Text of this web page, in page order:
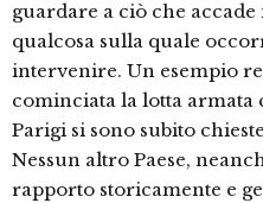
guardare a ciò che
qualcosa sulla quale
intervenire. Un esempio
cominciata la lotta armata
Parigi si sono subito
Nessun altro Paese,
rapporto storicamente e